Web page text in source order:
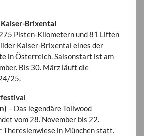
Brixental
Pisten-Kilometern und 81 Liften
Kaiser-Brixental eines der
in Österreich. Saisonstart ist am
Bis 30. März läuft die
25.
– Das legendäre Tollwood
vom 28. November bis 22.
Theresienwiese in München statt.